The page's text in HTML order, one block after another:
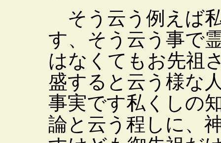
そう云う例えば
す、そう云う事で
はなくてもお先祖
盛すると云う様な
事実です私くしの
論と云う程しに、